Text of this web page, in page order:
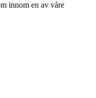
innom en av våre